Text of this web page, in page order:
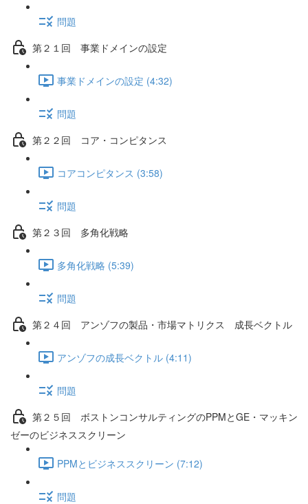
問題
第２１回 事業ドメインの設定
事業ドメインの設定 (4:32)
問題
第２２回 コア・コンピタンス
コアコンピタンス (3:58)
問題
第２３回 多角化戦略
多角化戦略 (5:39)
問題
第２４回 アンゾフの製品・市場マトリクス 成長ベクトル
アンゾフの成長ベクトル (4:11)
問題
第２５回 ボストンコンサルティングのPPMとGE・マッキン
ゼーのビジネススクリーン
PPMとビジネススクリーン (7:12)
問題